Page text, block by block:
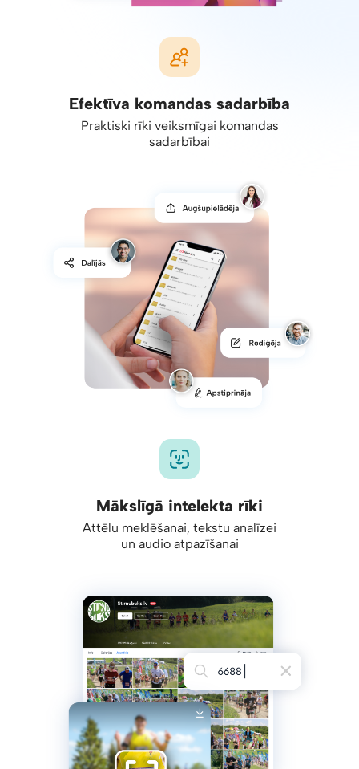
Efektīva komandas sadarbība
Praktiski rīki veiksmīgai komandas
sadarbībai
Mākslīgā intelekta rīki
Attēlu meklēšanai, tekstu analīzei
un audio atpazīšanai